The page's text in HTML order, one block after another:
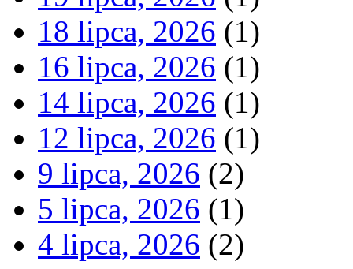
18 lipca, 2026 (1)
16 lipca, 2026 (1)
14 lipca, 2026 (1)
12 lipca, 2026 (1)
9 lipca, 2026 (2)
5 lipca, 2026 (1)
4 lipca, 2026 (2)